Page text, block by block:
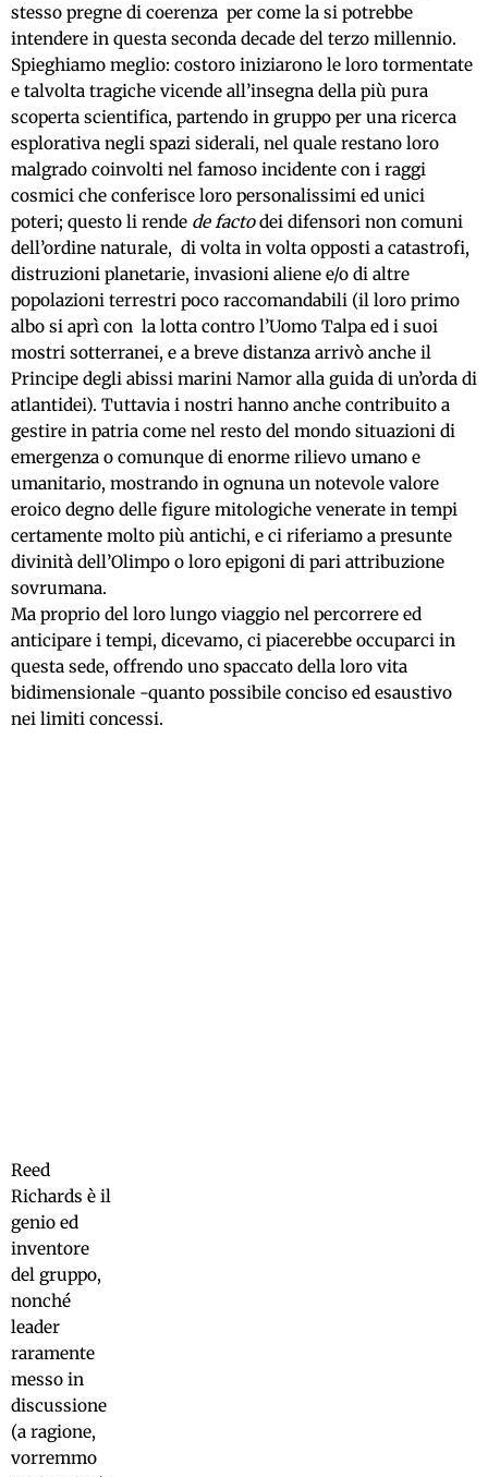
stesso pregne di coerenza per come la si potrebbe
intendere in questa seconda decade del terzo millennio.
Spieghiamo meglio: costoro iniziarono le loro tormentate
e talvolta tragiche vicende all’insegna della più pura
scoperta scientifica, partendo in gruppo per una ricerca
esplorativa negli spazi siderali, nel quale restano loro
malgrado coinvolti nel famoso incidente con i raggi
cosmici che conferisce loro personalissimi ed unici
poteri; questo li rende de factodei difensori non comuni
dell’ordine naturale, di volta in volta opposti a catastrofi,
distruzioni planetarie, invasioni aliene e/o di altre
popolazioni terrestri poco raccomandabili (il loro primo
albo si aprì con la lotta contro l’Uomo Talpa ed i suoi
mostri sotterranei, e a breve distanza arrivò anche il
Principe degli abissi marini Namor alla guida di un’orda di
atlantidei). Tuttavia i nostri hanno anche contribuito a
gestire in patria come nel resto del mondo situazioni di
emergenza o comunque di enorme rilievo umano e
umanitario, mostrando in ognuna un notevole valore
eroico degno delle figure mitologiche venerate in tempi
certamente molto più antichi, e ci riferiamo a presunte
divinità dell’Olimpo o loro epigoni di pari attribuzione
sovrumana.
Ma proprio del loro lungo viaggio nel percorrere ed
anticipare i tempi, dicevamo, ci piacerebbe occuparci in
questa sede, offrendo uno spaccato della loro vita
bidimensionale -quanto possibile conciso ed esaustivo
nei limiti concessi.
Reed
Richards è il
genio ed
inventore
del gruppo,
nonché
leader
raramente
messo in
discussione
(a ragione,
vorremmo